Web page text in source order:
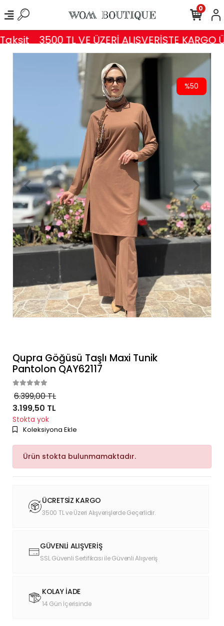
3500 TL VE ÜZERİ ALIŞVERİŞTE KARGO
0
%50
Qupra Göğüsü Taşlı Maxi Tunik
Pantolon QAY62117
6.399,00 TL
3.199,50 TL
Stokta yok
Koleksiyona Ekle
Ürün stokta bulunmamaktadır.
ÜCRETSİZ KARGO
3500 TL ve Üzeri Alışverişlerde Geçerlidir.
GÜVENLİ ALIŞVERİŞ
SSL Güvenli Sertifikası ile Güvenli Alışveriş
KOLAY İADE
14 Gün İçerisinde